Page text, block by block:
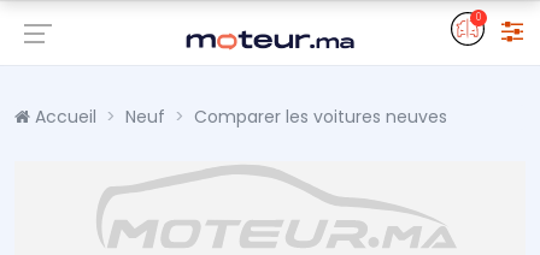
0
Accueil Neuf Comparer les voitures neuves